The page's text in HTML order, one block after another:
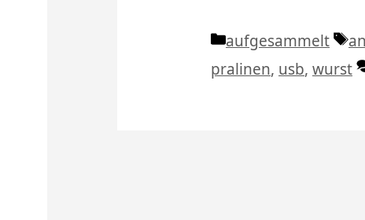
Kategorien
aufgesammelt
pralinen, usb, wurst